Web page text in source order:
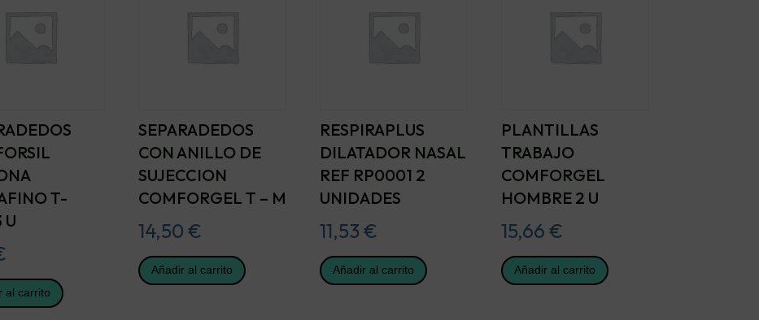
T-
U
al carrito
SEPARADEDOS
CON ANILLO DE
SUJECCION
COMFORGEL T – M
14,50 €
Añadir al carrito
RESPIRAPLUS
DILATADOR NASAL
REF RP0001 2
UNIDADES
11,53 €
Añadir al carrito
PLANTILLAS
TRABAJO
COMFORGEL
HOMBRE 2 U
15,66 €
Añadir al carrito